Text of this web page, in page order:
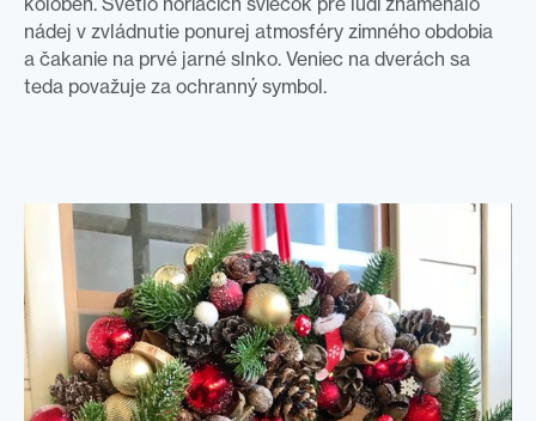
nádej v zvládnutie ponurej atmosféry zimného obdobia
a čakanie na prvé jarné slnko. Veniec na dverách sa
teda považuje za ochranný symbol.